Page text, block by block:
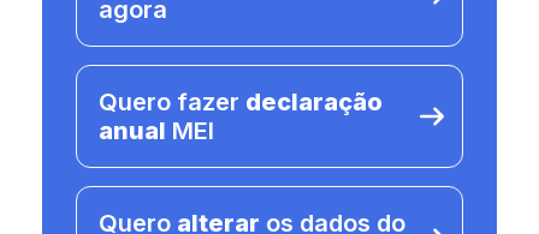
agora
Quero fazer declaração
anual MEI
Quero alterar os dados do